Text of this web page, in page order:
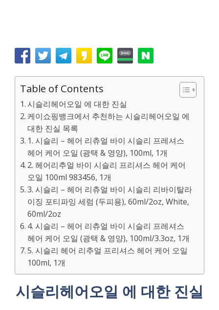
Table of Contents
시슬리헤어오일 에 대한 진실
케이쇼핑뱅크에서 추천하는 시슬리헤어오일 에
대한 진실 목록
1. 시슬리 – 헤어 리츄얼 바이 시슬리 프레셔스
헤어 케어 오일 (광택 & 영양), 100ml, 1개
2. 헤어리추얼 바이 시슬리 프리셔스 헤어 케어
오일 100ml 983456, 1개
3. 시슬리 – 헤어 리츄얼 바이 시슬리 리바이탈라
이징 포티파잉 세럼 (두피용), 60ml/2oz, White,
60ml/2oz
4. 시슬리 – 헤어 리츄얼 바이 시슬리 프레셔스
헤어 케어 오일 (광택 & 영양), 100ml/3.3oz, 1개
5. 시슬리 헤어 리추얼 프리셔스 헤어 케어 오일
100ml, 1개
시슬리헤어오일 에 대한 진실